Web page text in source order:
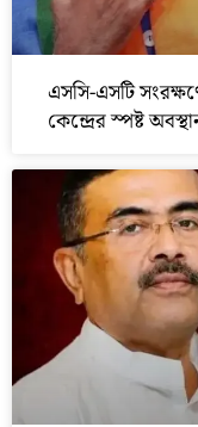
এসসি-এসটি
কেন্দ্রের স্পষ্ট